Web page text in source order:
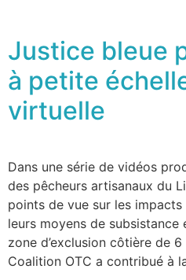
Justice bleue
à petite
virtuelle
Dans une série de vidéos
des pêcheurs artisanaux du
points de vue sur les
leurs moyens de subsistance
zone d’exclusion côtière de
Coalition OTC a contribué à